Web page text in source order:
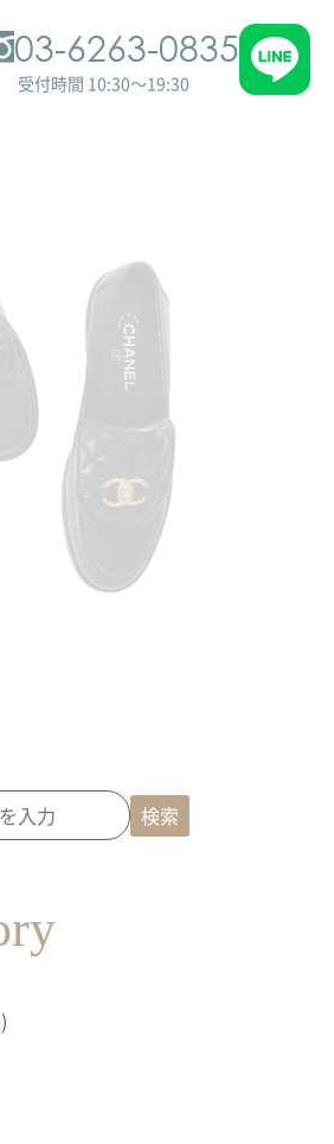
03-6263-0835
受付時間 10:30～19:30
検索